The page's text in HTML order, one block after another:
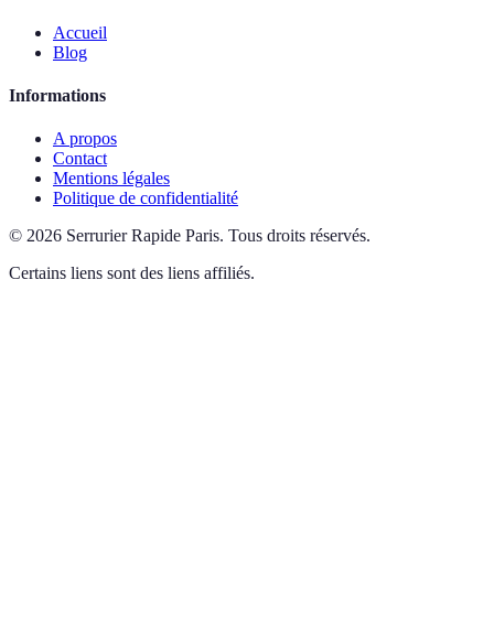
Accueil
Blog
Informations
A propos
Contact
Mentions légales
Politique de confidentialité
© 2026 Serrurier Rapide Paris. Tous droits réservés.
Certains liens sont des liens affiliés.